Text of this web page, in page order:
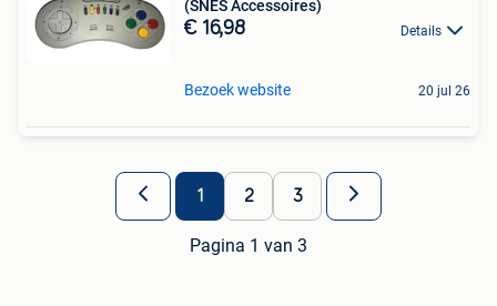
(SNES Accessoires)
€ 16,98 Details
Bezoek website 20 jul 26
1 2 3
Pagina 1 van 3